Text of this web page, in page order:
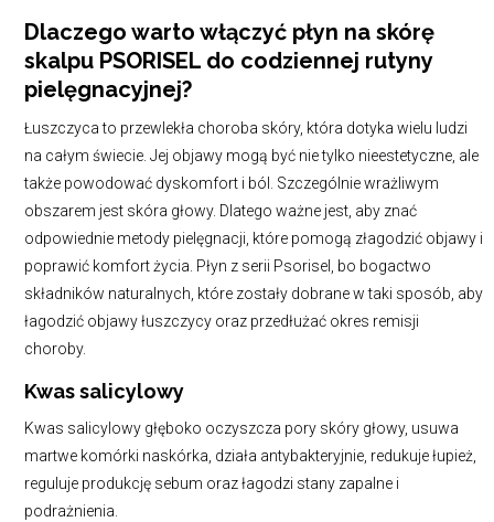
Dlaczego warto włączyć płyn na skórę
skalpu PSORISEL do codziennej rutyny
pielęgnacyjnej?
Łuszczyca to przewlekła choroba skóry, która dotyka wielu ludzi
na całym świecie. Jej objawy mogą być nie tylko nieestetyczne, ale
także powodować dyskomfort i ból. Szczególnie wrażliwym
obszarem jest skóra głowy. Dlatego ważne jest, aby znać
odpowiednie metody pielęgnacji, które pomogą złagodzić objawy i
poprawić komfort życia. Płyn z serii Psorisel, bo bogactwo
składników naturalnych, które zostały dobrane w taki sposób, aby
łagodzić objawy łuszczycy oraz przedłużać okres remisji
choroby.
Kwas salicylowy
Kwas salicylowy głęboko oczyszcza pory skóry głowy, usuwa
martwe komórki naskórka, działa antybakteryjnie, redukuje łupież,
reguluje produkcję sebum oraz łagodzi stany zapalne i
podrażnienia.